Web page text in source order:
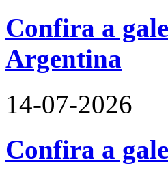
Confira a
Argentina
14-07-2026
Confira a